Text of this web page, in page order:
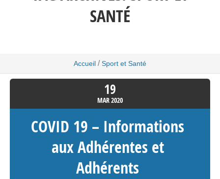
SANTÉ
Accueil / Sport et Santé
19
MAR2020
COVID 19 – Informations
aux Adhérentes et
Adhérents